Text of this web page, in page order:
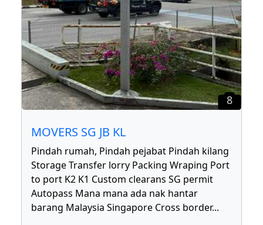
8
MOVERS SG JB KL
Pindah rumah, Pindah pejabat Pindah kilang
Storage Transfer lorry Packing Wraping Port
to port K2 K1 Custom clearans SG permit
Autopass Mana mana ada nak hantar
barang Malaysia Singapore Cross border...